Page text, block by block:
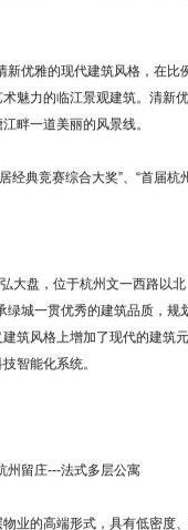
优雅的现代建筑风格，在比
魅力的临江景观建筑。清新
畔一道美丽的风景线。
典竞赛综合大奖”、“首届杭
盘，位于杭州文一西路以北
城一贯优秀的建筑品质，
筑风格上增加了现代的建筑
智能化系统。
留庄---法式多层公寓
的高端形式，具有低密度